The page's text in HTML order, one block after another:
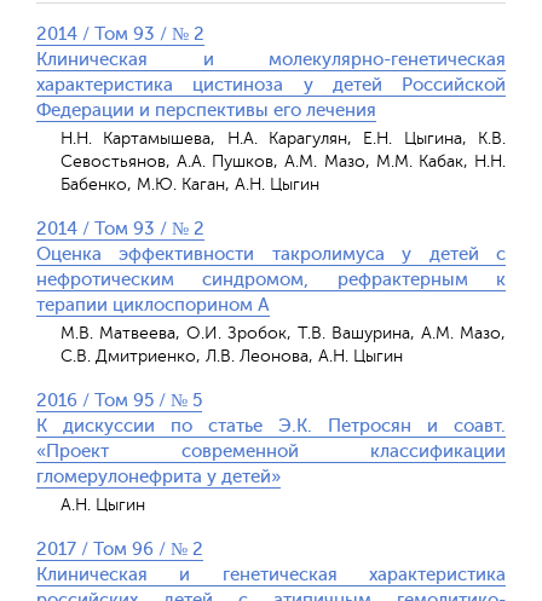
2014 / Том 93 / № 2
Клиническая и молекулярно-генетическая
характеристика цистиноза у детей Российской
Федерации и перспективы его лечения
Н.Н. Картамышева, Н.А. Карагулян, Е.Н. Цыгина, К.В.
Севостьянов, А.А. Пушков, А.М. Мазо, М.М. Кабак, Н.Н.
Бабенко, М.Ю. Каган, А.Н. Цыгин
2014 / Том 93 / № 2
Оценка эффективности такролимуса у детей с
нефротическим синдромом, рефрактерным к
терапии циклоспорином А
М.В. Матвеева, О.И. Зробок, Т.В. Вашурина, А.М. Мазо,
С.В. Дмитриенко, Л.В. Леонова, А.Н. Цыгин
2016 / Том 95 / № 5
К дискуссии по статье Э.К. Петросян и соавт.
«Проект современной классификации
гломерулонефрита у детей»
А.Н. Цыгин
2017 / Том 96 / № 2
Клиническая и генетическая характеристика